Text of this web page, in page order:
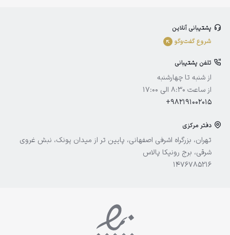
الوینا
آیسول
پشتیبانی آنلاین
شروع گفت‌و‌گو
تلفن پشتیبانی
از شنبه تا چهارشنبه
از ساعت 8:30 الی 17:00
+982191002015
دفتر مرکزی
تهران، بزرگراه اشرفی اصفهانی، پایین تر از میدان پونک، نبش غروی
شرقی، برج رونیکا پالاس
1476785216